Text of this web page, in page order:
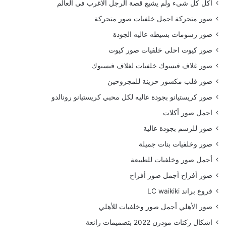
أكل كل شىء ولم يشبع قصة الرجل الاغرب فى العالم
صور متحركة اجمل خلفيات صور متحركة
صور رسومات بسيطه عاليه الجودة
صور كيوت احلى خلفيات صور كيوت
صور غلاف فيسوك خلفيات لغلاف فيسبوك
صور قلب مكسور حزينة للمجروحين
صور كريستيانو بجودة عاليه لكل محبي كريستيانو رونالدو
اجمل صور أكلات
صور للرسم بجودة عالية
صور وخلفيات بنات جميلة
أجمل صور وخلفيات للطبيعة
صور أفراح أجمل صور أفراح
فروع براند LC waikiki
صور الأهلي أجمل صور وخلفيات للأهلي
اشكال ركنات مودرن 2022 بتصميمات رائعة